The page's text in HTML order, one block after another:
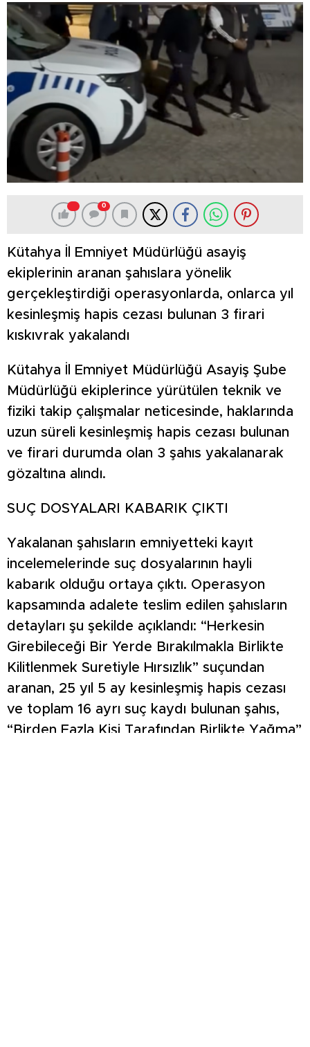
0
Kütahya İl Emniyet Müdürlüğü asayiş
ekiplerinin aranan şahıslara yönelik
gerçekleştirdiği operasyonlarda, onlarca yıl
kesinleşmiş hapis cezası bulunan 3 firari
kıskıvrak yakalandı
Kütahya İl Emniyet Müdürlüğü Asayiş Şube
Müdürlüğü ekiplerince yürütülen teknik ve
fiziki takip çalışmalar neticesinde, haklarında
uzun süreli kesinleşmiş hapis cezası bulunan
ve firari durumda olan 3 şahıs yakalanarak
gözaltına alındı.
SUÇ DOSYALARI KABARIK ÇIKTI
Yakalanan şahısların emniyetteki kayıt
incelemelerinde suç dosyalarının hayli
kabarık olduğu ortaya çıktı. Operasyon
kapsamında adalete teslim edilen şahısların
detayları şu şekilde açıklandı: “Herkesin
Girebileceği Bir Yerde Bırakılmakla Birlikte
Kilitlenmek Suretiyle Hırsızlık” suçundan
aranan, 25 yıl 5 ay kesinleşmiş hapis cezası
ve toplam 16 ayrı suç kaydı bulunan şahıs,
“Birden Fazla Kişi Tarafından Birlikte Yağma”